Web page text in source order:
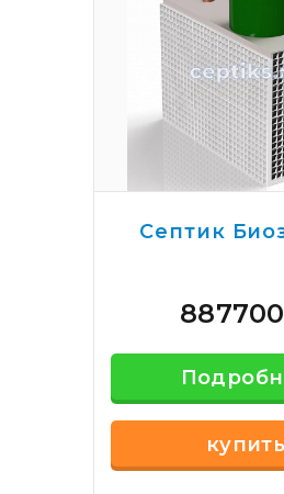
Септик
887700
купить